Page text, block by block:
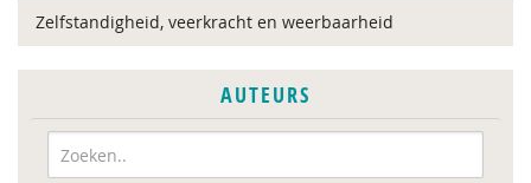
Zelfstandigheid, veerkracht en weerbaarheid
AUTEURS